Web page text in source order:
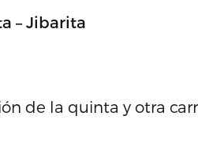
– Jibarita
de la quinta y otra